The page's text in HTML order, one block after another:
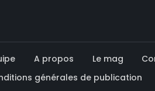
A propos Le mag
générales de publication